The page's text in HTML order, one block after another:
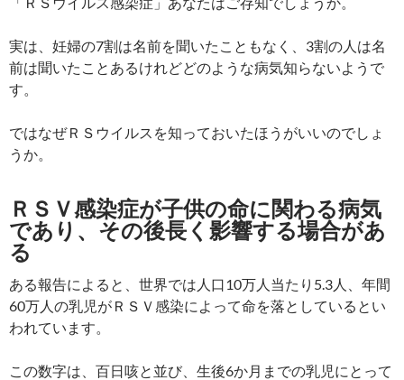
実は、妊婦の7割は名前を聞いたこともなく、3割の人は名
前は聞いたことあるけれどどのような病気知らないようで
す。
ではなぜＲＳウイルスを知っておいたほうがいいのでしょ
うか。
ＲＳＶ感染症が子供の命に関わる病気
であり、その後長く影響する場合があ
る
ある報告によると、世界では人口10万人当たり5.3人、年間
60万人の乳児がＲＳＶ感染によって命を落としているとい
われています。
この数字は、百日咳と並び、生後6か月までの乳児にとって